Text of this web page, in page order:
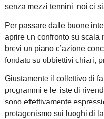
senza mezzi termini: noi ci
Per passare dalle buone
aprire un confronto su scala
brevi un piano d’azione
fondato su obbiettivi chiari,
Giustamente il collettivo di
programmi e le liste di
sono effettivamente
protagonismo sui luoghi di